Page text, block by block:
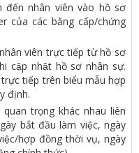
đến nhân viên vào hồ sơ
của các bằng cấp/chứng
viên trực tiếp từ hồ sơ
cập nhật hồ sơ nhân sự.
tiếp trên biểu mẫu hợp
định.
trọng khác nhau liên
bắt đầu làm việc, ngày
hợp đồng thời vụ, ngày